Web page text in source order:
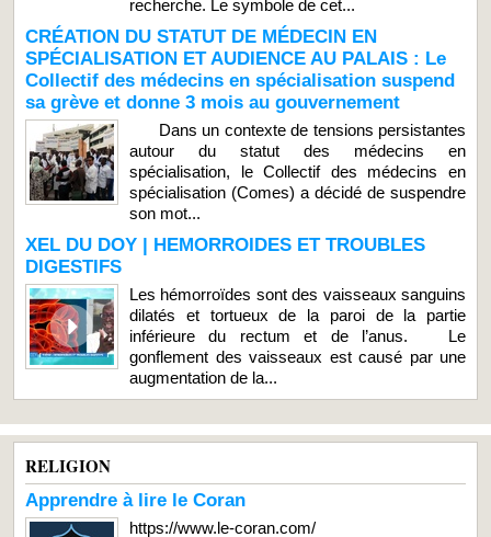
recherche. Le symbole de cet...
CRÉATION DU STATUT DE MÉDECIN EN
SPÉCIALISATION ET AUDIENCE AU PALAIS : Le
Collectif des médecins en spécialisation suspend
sa grève et donne 3 mois au gouvernement
Dans un contexte de tensions persistantes
autour du statut des médecins en
spécialisation, le Collectif des médecins en
spécialisation (Comes) a décidé de suspendre
son mot...
XEL DU DOY | HEMORROIDES ET TROUBLES
DIGESTIFS
Les hémorroïdes sont des vaisseaux sanguins
dilatés et tortueux de la paroi de la partie
inférieure du rectum et de l’anus. Le
gonflement des vaisseaux est causé par une
augmentation de la...
RELIGION
Apprendre à lire le Coran
https://www.le-coran.com/